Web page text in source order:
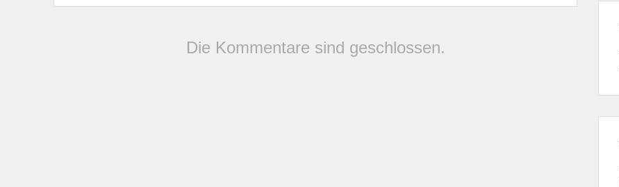
Die Kommentare sind geschlossen.